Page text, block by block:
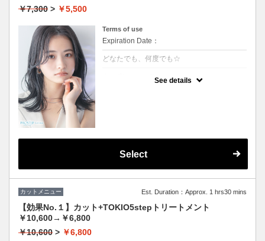
￥7,300 > ￥5,500
Terms of use
Expiration Date：
どなたでも、何度でも☆
See details
Select
カットメニュー Est. Duration：Approx. 1 hrs30 mins
【効果No.１】カット+TOKIO5stepトリートメント
￥10,600→￥6,800
￥10,600 > ￥6,800